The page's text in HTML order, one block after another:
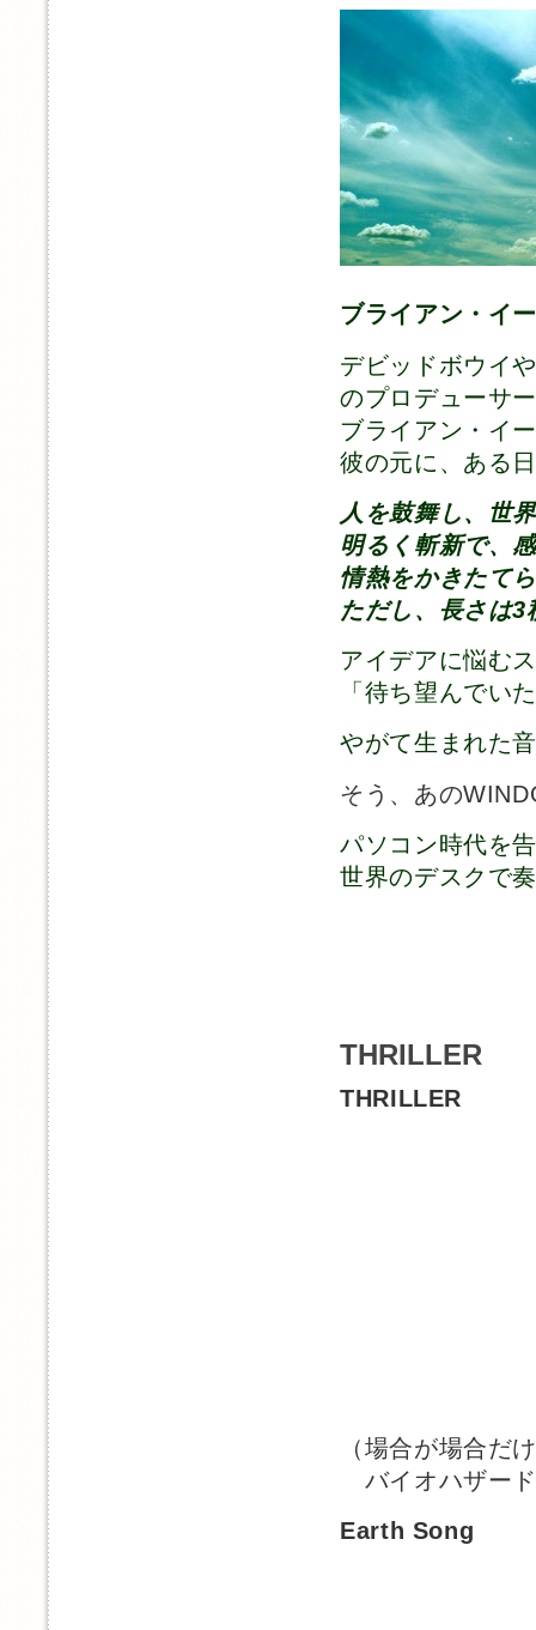
ブライアン・イ
デビッドボウイ
のプロデューサ
ブライアン・イ
彼の元に、ある
人を鼓舞し、世
明るく斬新で、
情熱をかきたて
ただし、長さは3
アイデアに悩む
「待ち望んでい
やがて生まれた
そう、あの
パソコン時代を
世界のデスクで
THRILLER
THRILLER
（場合が場合だ
バイオハザー
Earth Song